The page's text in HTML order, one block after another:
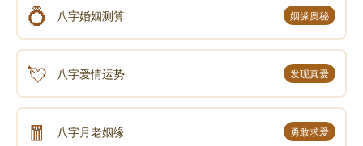
💍 八字婚姻测算 姻缘奥秘
💘 八字爱情运势 发现真爱
🧧 八字月老姻缘 勇敢求爱